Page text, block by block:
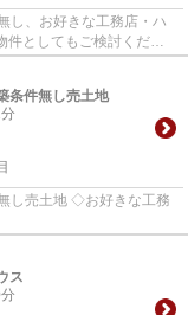
、お好きな工務店・ハ
としてもご検討くださ
件無し売土地
売土地 ◇お好きな工務
ス